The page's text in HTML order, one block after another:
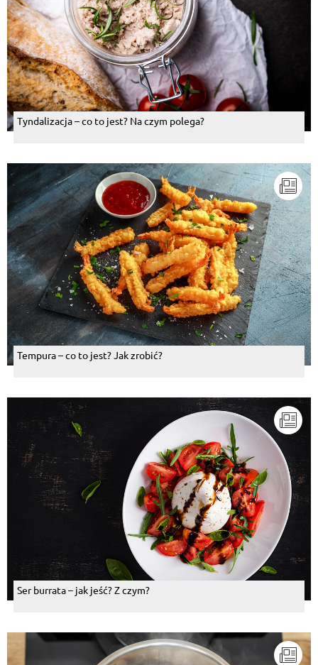
Tyndalizacja – co to jest? Na czym polega?
Tempura – co to jest? Jak zrobić?
Ser burrata – jak jeść? Z czym?